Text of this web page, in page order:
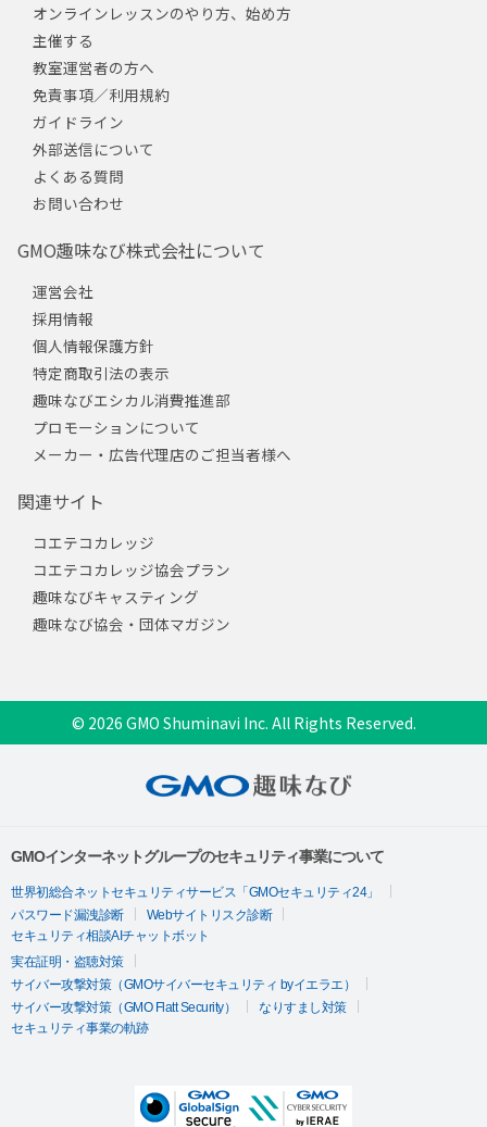
オンラインレッスンのやり方、始め方
主催する
教室運営者の方へ
免責事項／利用規約
ガイドライン
外部送信について
よくある質問
お問い合わせ
GMO趣味なび株式会社について
運営会社
採用情報
個人情報保護方針
特定商取引法の表示
趣味なびエシカル消費推進部
プロモーションについて
メーカー・広告代理店のご担当者様へ
関連サイト
コエテコカレッジ
コエテコカレッジ協会プラン
趣味なびキャスティング
趣味なび協会・団体マガジン
© 2026 GMO Shuminavi Inc. All Rights Reserved.